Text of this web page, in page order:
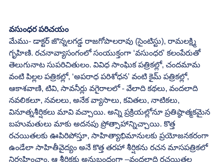
వసుంధర పరిచయం
మేము- డాక్టర్‌ జొన్నలగడ్డ రాజగోపాలరావు (సైంటిస్టు), రామలక్ష్మి
గృహిణి. రచనావ్యాసంగంలో సంయుక్తంగా ‘వసుంధర’ కలంపేరుతో
తెలుగునాట సుపరిచితులం. వివిధ సాంఘిక పత్రికల్లో, చందమామ
వంటి పిల్లల పత్రికల్లో, ‘అపరాధ పరిశోధన’ వంటి కైమ్ పత్రికల్లో,
ఆకాశవాణి, టివి, సావనీర్లు వగైరాలలో - వేలాది కథలు, వందలాది
నవలికలూ, నవలలు, అనేక వ్యాసాలు, కవితలు, నాటికలు,
వినూత్నశీర్షికలు మావి వచ్చాయి. అన్ని ప్రక్రియల్లోనూ ప్రతిష్ఠాత్మకమైన
బహుమతులు మాకు అదనపు ప్రోత్సాహాన్నిచ్చాయి. కొత్త
రచయితలకు ఊపిరిపోస్తూ, సాహిత్యాభిమానులకు ప్రయోజనకరంగా
ఉండేలా సాహితీవైద్యం అనే కొత్త తరహా శీర్షికను రచన మాసపత్రికలో
నిర్వహించాం. ఆ శీర్షికకు అనుబంధంగా –వందలాది రచయితల